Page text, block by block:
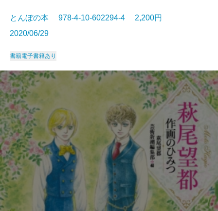
とんぼの本 978-4-10-602294-4 2,200円
2020/06/29
書籍電子書籍あり